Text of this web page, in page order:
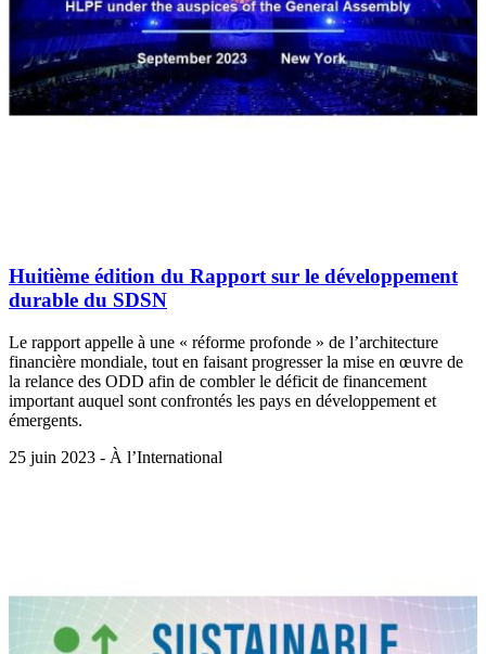
Huitième édition du Rapport sur le développement
durable du SDSN
Le rapport appelle à une « réforme profonde » de l’architecture
financière mondiale, tout en faisant progresser la mise en œuvre de
la relance des ODD afin de combler le déficit de financement
important auquel sont confrontés les pays en développement et
émergents.
25 juin 2023 - À l’International